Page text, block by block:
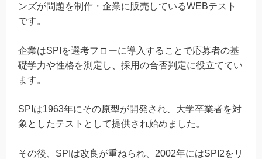
ンズが問題を制作・企業に販売しているWEBテスト
です。
企業はSPIを選考フローに導入することで応募者の基
礎学力や性格を測定し、採用の合否判定に役立ててい
ます。
SPIは1963年にその原型が開発され、大学卒業者を対
象としたテストとして提供され始めました。
その後、SPIは改良が重ねられ、2002年にはSPI2をリ